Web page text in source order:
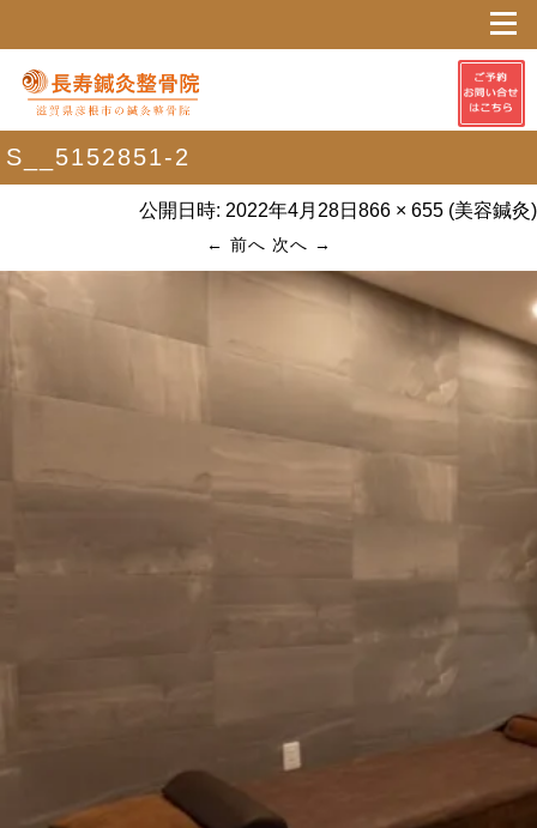
S__5152851-2
公開日時: 2022年4月28日 866 × 655 (美容鍼灸)
← 前へ 次へ →